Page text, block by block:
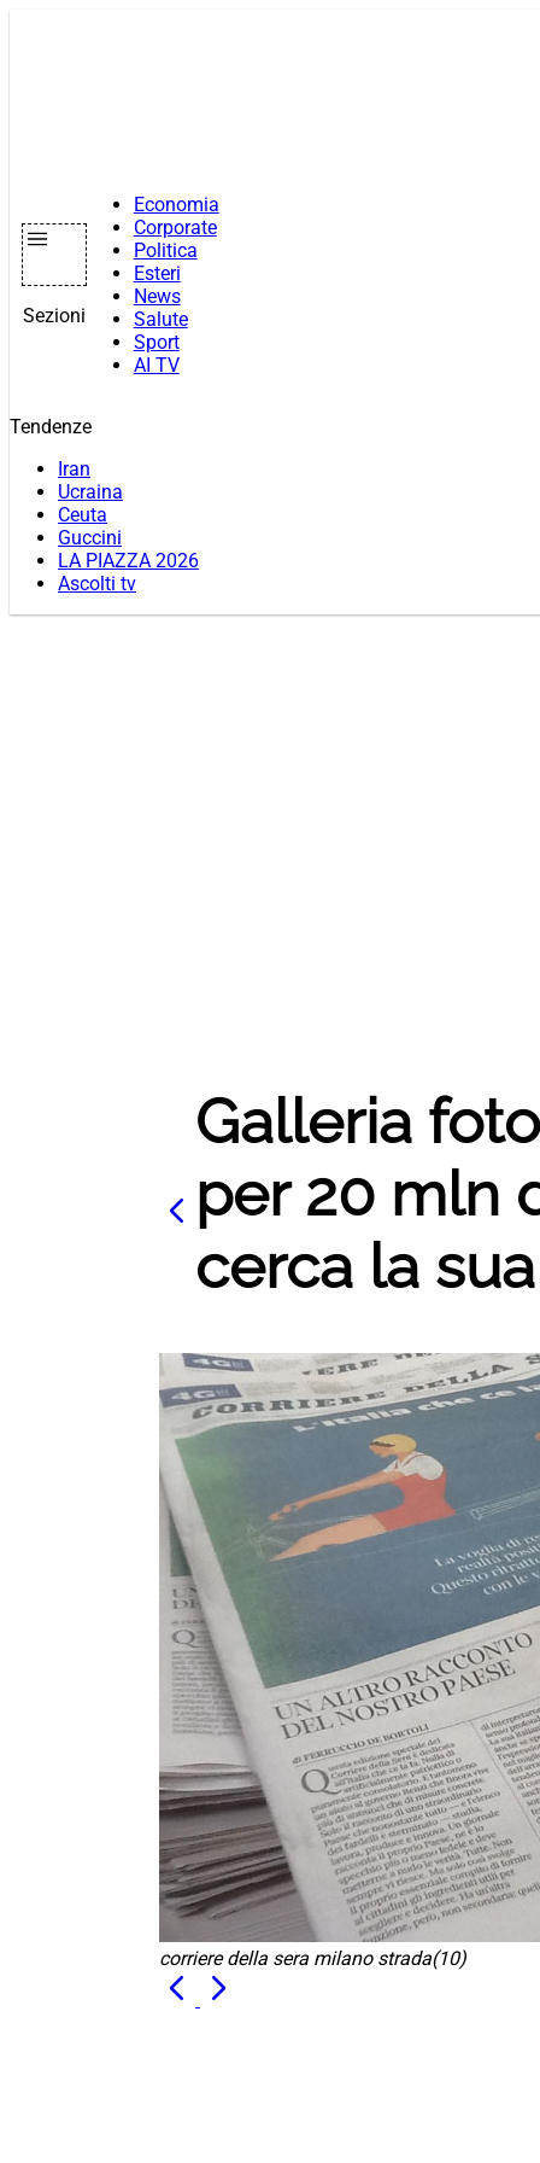
Sezioni
Economia
Corporate
Politica
Esteri
News
Salute
Sport
AI TV
Tendenze
Iran
Ucraina
Ceuta
Guccini
LA PIAZZA 2026
Ascolti tv
Galleria
per 20 mln
cerca la
corriere della sera milano strada(10)